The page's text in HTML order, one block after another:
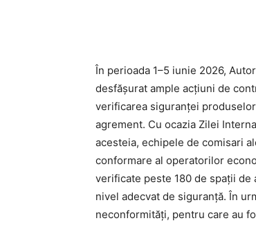
În perioada 1–5 iunie 2026,
desfășurat ample acțiuni de
verificarea siguranței
agrement. Cu ocazia Zilei
acesteia, echipele de comisari
conformare al operatorilor
verificate peste 180 de spații
nivel adecvat de siguranță. În
neconformități, pentru care au